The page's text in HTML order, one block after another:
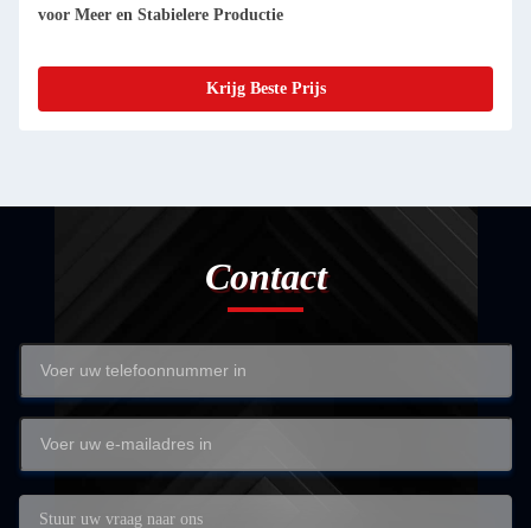
voor Meer en Stabielere Productie
Krijg Beste Prijs
Contact